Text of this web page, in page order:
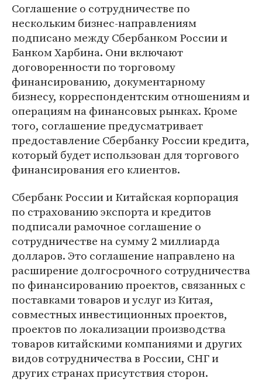
Соглашение о сотрудничестве по
нескольким бизнес-направлениям
подписано между Сбербанком России и
Банком Харбина. Они включают
договоренности по торговому
финансированию, документарному
бизнесу, корреспондентским отношениям и
операциям на финансовых рынках. Кроме
того, соглашение предусматривает
предоставление Сбербанку России кредита,
который будет использован для торгового
финансирования его клиентов.
Сбербанк России и Китайская корпорация
по страхованию экспорта и кредитов
подписали рамочное соглашение о
сотрудничестве на сумму 2 миллиарда
долларов. Это соглашение направлено на
расширение долгосрочного сотрудничества
по финансированию проектов, связанных с
поставками товаров и услуг из Китая,
совместных инвестиционных проектов,
проектов по локализации производства
товаров китайскими компаниями и других
видов сотрудничества в России, СНГ и
других странах присутствия сторон.